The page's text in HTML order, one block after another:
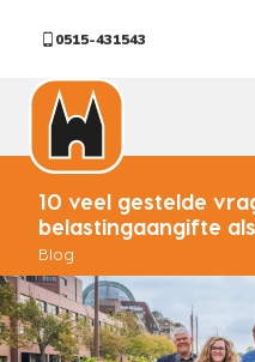
0515-431543
10 veel gestelde
belastingaangifte
Blog